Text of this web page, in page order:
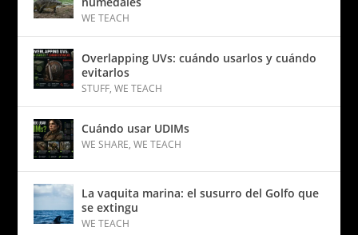
WE TEACH
Overlapping UVs: cuándo usarlos y cuándo
evitarlos
STUFF,WE TEACH
Cuándo usar UDIMs
WE SHARE,WE TEACH
La vaquita marina: el susurro del Golfo que
se extingu
WE TEACH